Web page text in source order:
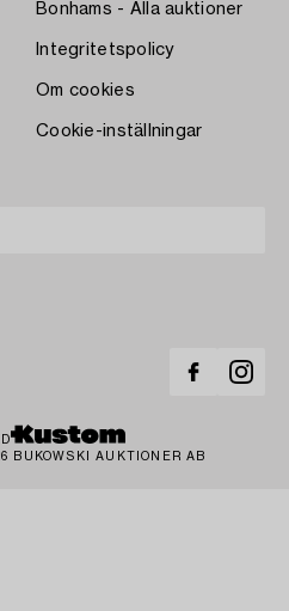
Bonhams - Alla auktioner
Integritetspolicy
Om cookies
Cookie-inställningar
BUKOWSKI AUKTIONER AB